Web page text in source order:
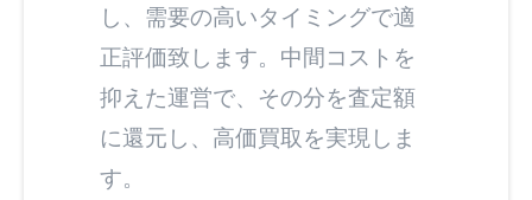
し、需要の高いタイミングで適
正評価致します。中間コストを
抑えた運営で、その分を査定額
に還元し、高価買取を実現しま
す。